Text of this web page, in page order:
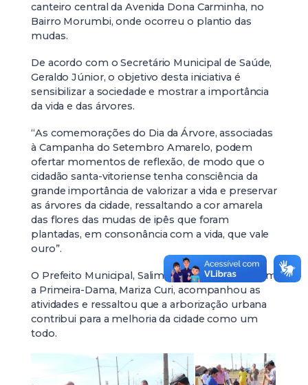
canteiro central da Avenida Dona Carminha, no
Bairro Morumbi, onde ocorreu o plantio das
mudas.
De acordo com o Secretário Municipal de Saúde,
Geraldo Júnior, o objetivo desta iniciativa é
sensibilizar a sociedade e mostrar a importância
da vida e das árvores.
“As comemorações do Dia da Árvore, associadas
à Campanha do Setembro Amarelo, podem
ofertar momentos de reflexão, de modo que o
cidadão santa-vitoriense tenha consciência da
grande importância de valorizar a vida e preservar
as árvores da cidade, ressaltando a cor amarela
das flores das mudas de ipês que foram
plantadas, em consonância com a vida, que vale
ouro”.
O Prefeito Municipal, Salim Curi, juntamente com
a Primeira-Dama, Mariza Curi, acompanhou as
atividades e ressaltou que a arborização urbana
contribui para a melhoria da cidade como um
todo.